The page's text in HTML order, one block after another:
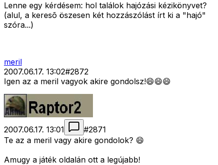
Lenne egy kérdésem: hol találok hajózási kézikönyvet?
(alul, a keresõ öszesen két hozzászólást írt ki a "hajó"
szóra...)
meril
2007.06.17. 13:02#2872
Igen az a meril vagyok akire gondolsz!😄😄😄
2007.06.17. 13:01 #2871
Te az a meril vagy akire gondolok? 😄
Amugy a játék oldalán ott a legújabb!